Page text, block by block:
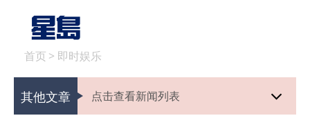
首页 > 即时娱乐
其他文章 点击查看新闻列表